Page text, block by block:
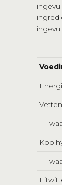
Vetten